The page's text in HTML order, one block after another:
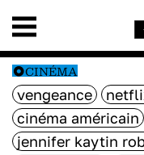
CINÉMA
vengeance
cinéma américain
jennifer kaytin